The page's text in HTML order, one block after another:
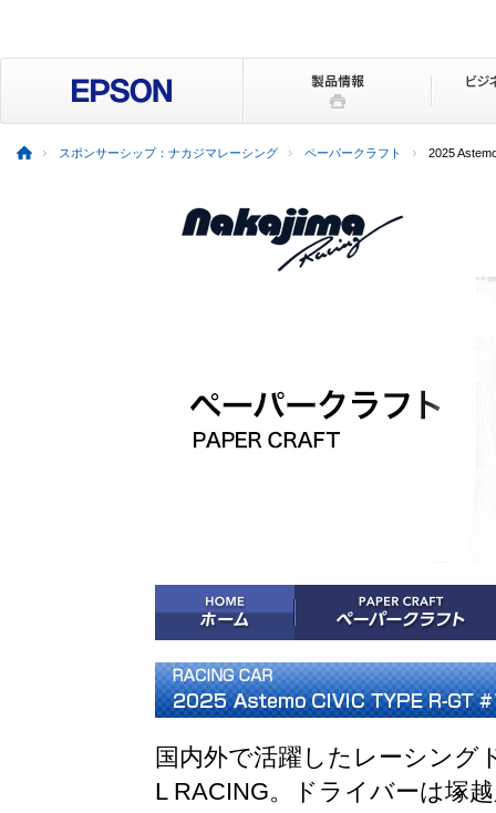
スポンサーシップ：ナカジマレーシング ペーパークラフト 2025
国内外で活躍したレーシング
L RACING。ドライバーは塚